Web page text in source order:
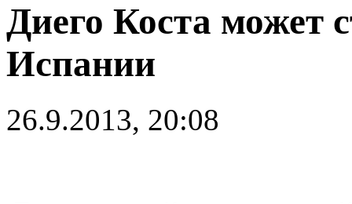
Диего Коста может
Испании
26.9.2013, 20:08